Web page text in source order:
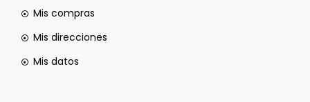
Mis compras
Mis direcciones
Mis datos